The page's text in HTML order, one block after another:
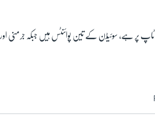
پر ہے، سوئیڈن کے تین پوائنٹس ہیں جبکہ جرمنی اور